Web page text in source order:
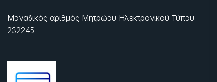
Μοναδικός αριθμός Μητρώου Ηλεκτρονικού Τύπου
232245